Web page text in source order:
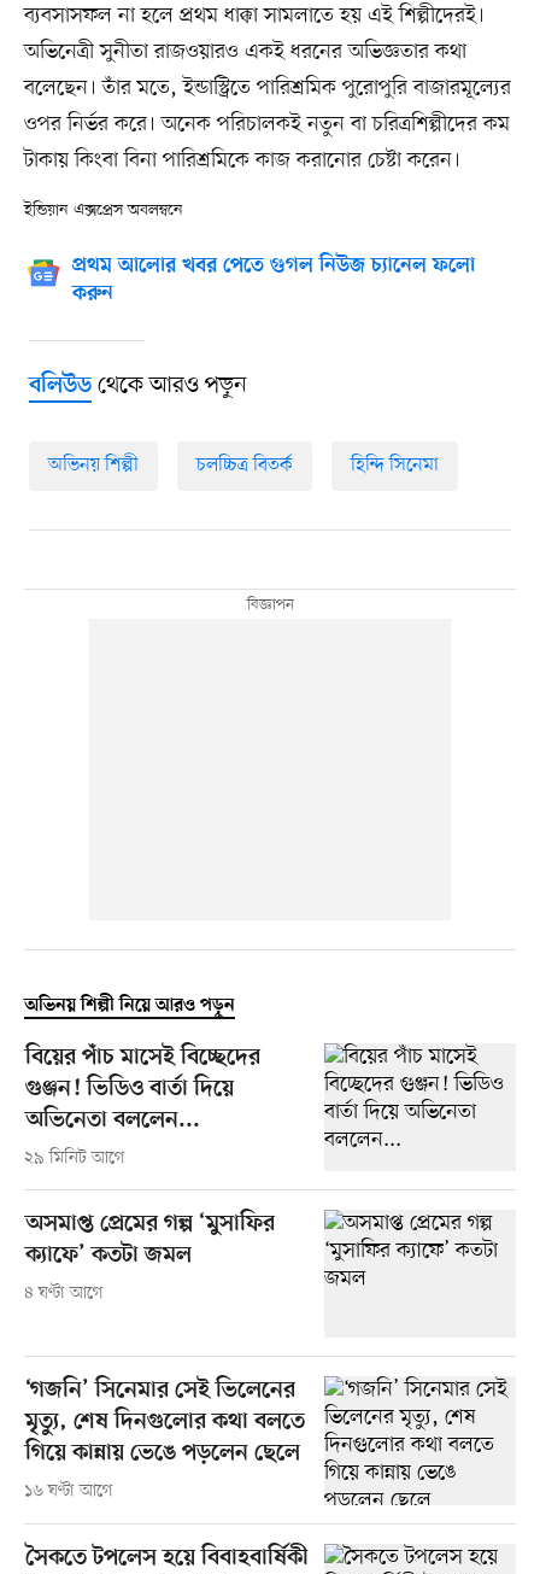
ব্যবসাসফল না হলে প্রথম ধাক্কা সামলাতে হয় এই শিল্পীদেরই।
অভিনেত্রী সুনীতা রাজওয়ারও একই ধরনের অভিজ্ঞতার কথা
বলেছেন। তাঁর মতে, ইন্ডাস্ট্রিতে পারিশ্রমিক পুরোপুরি বাজারমূল্যের
ওপর নির্ভর করে। অনেক পরিচালকই নতুন বা চরিত্রশিল্পীদের কম
টাকায় কিংবা বিনা পারিশ্রমিকে কাজ করানোর চেষ্টা করেন।
ইন্ডিয়ান এক্সপ্রেস অবলম্বনে
প্রথম আলোর খবর পেতে গুগল নিউজ চ্যানেল ফলো
করুন
বলিউডথেকে আরও পড়ুন
অভিনয় শিল্পী চলচ্চিত্র বিতর্ক হিন্দি সিনেমা
অভিনয় শিল্পী নিয়ে আরও পড়ুন
বিয়ের পাঁচ মাসেই বিচ্ছেদের
গুঞ্জন! ভিডিও বার্তা দিয়ে
অভিনেতা বললেন...
২৯ মিনিট আগে
অসমাপ্ত প্রেমের গল্প ‘মুসাফির
ক্যাফে’ কতটা জমল
৪ ঘণ্টা আগে
‘গজনি’ সিনেমার সেই ভিলেনের
মৃত্যু, শেষ দিনগুলোর কথা বলতে
গিয়ে কান্নায় ভেঙে পড়লেন ছেলে
১৬ ঘণ্টা আগে
সৈকতে টপলেস হয়ে বিবাহবার্ষিকী